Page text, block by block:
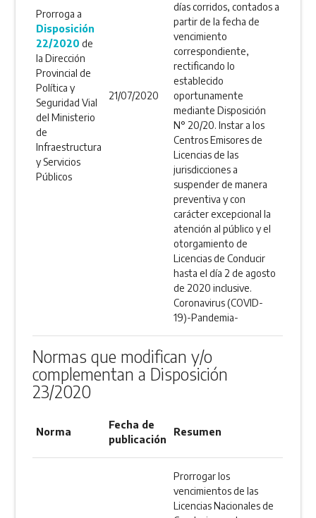
Prorroga a
Disposición
22/2020 de
la Dirección
Provincial de
Política y
Seguridad Vial
del Ministerio
de
Infraestructura
y Servicios
Públicos
21/07/2020
días corridos, contados a
partir de la fecha de
vencimiento
correspondiente,
rectificando lo
establecido
oportunamente
mediante Disposición
N° 20/20. Instar a los
Centros Emisores de
Licencias de las
jurisdicciones a
suspender de manera
preventiva y con
carácter excepcional la
atención al público y el
otorgamiento de
Licencias de Conducir
hasta el día 2 de agosto
de 2020 inclusive.
Coronavirus (COVID-
19)-Pandemia-
Normas que modifican y/o
complementan a Disposición
23/2020
Norma
Fecha de
publicación
Resumen
Prorrogar los
vencimientos de las
Licencias Nacionales de